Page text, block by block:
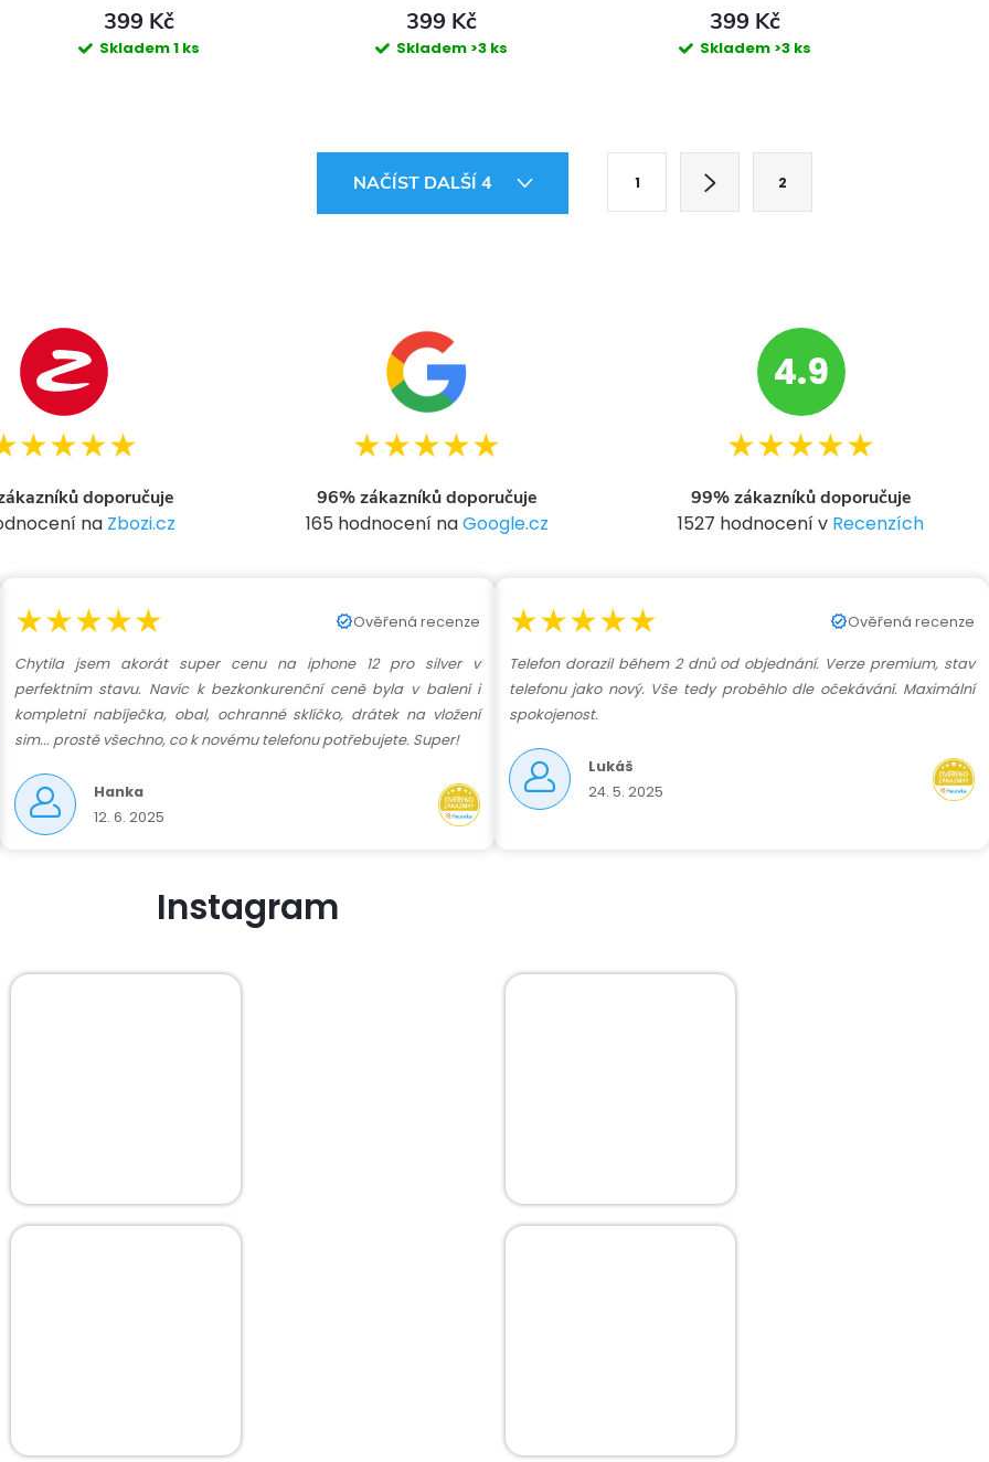
399 Kč
Skladem1 ks
399 Kč
Skladem >3 ks
399 Kč
Skladem >3 ks
NAČÍST DALŠÍ 4 1 2
doporučuje
na Zbozi.cz
★★★★★
96% zákazníků doporučuje
165 hodnocení naGoogle.cz
4.9
★★★★★
99% zákazníků doporučuje
1527 hodnocení v Recenzích
★★★★★ Ověřená recenze
Chytila jsem akorát super cenu na iphone 12 pro silver v
perfektním stavu. Navíc k bezkonkurenční ceně byla v balení i
kompletní nabíječka, obal, ochranné sklíčko, drátek na vložení
sim... prostě všechno, co k novému telefonu potřebujete. Super!
Hanka
12. 6. 2025
★★★★★ Ověřená recenze
Telefon dorazil během 2 dnů od objednání. Verze premium, stav
telefonu jako nový. Vše tedy proběhlo dle očekávání. Maximální
spokojenost.
Lukáš
24. 5. 2025
Instagram